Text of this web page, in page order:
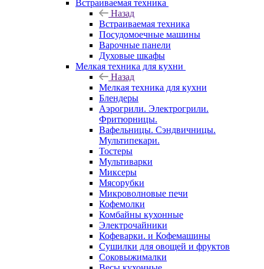
Встраиваемая техника
Назад
Встраиваемая техника
Посудомоечные машины
Варочные панели
Духовые шкафы
Мелкая техника для кухни
Назад
Мелкая техника для кухни
Блендеры
Аэрогрили. Электрогрили.
Фритюрницы.
Вафельницы. Сэндвичницы.
Мультипекари.
Тостеры
Мультиварки
Миксеры
Мясорубки
Микроволновые печи
Кофемолки
Комбайны кухонные
Электрочайники
Кофеварки. и Кофемашины
Сушилки для овощей и фруктов
Соковыжималки